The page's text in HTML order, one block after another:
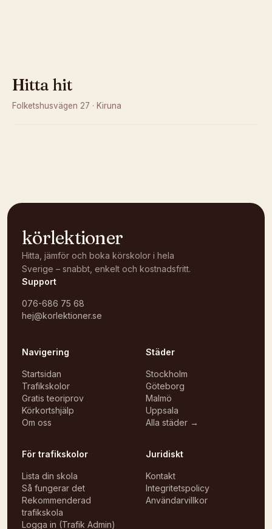
Hitta hit
Folketshusvägen 27 · Kiruna
körlektioner
Hitta, jämför och boka körskolor i hela
Sverige – snabbt, enkelt och kostnadsfritt.
Support
076-686 75 68
hej@korlektioner.se
Navigering
Startsidan
Trafikskolor
Gratis teoriprov
Körkortshjälp
Om oss
Städer
Stockholm
Göteborg
Malmö
Uppsala
Alla städer →
För trafikskolor
Lista din skola
Så fungerar det
Rekommenderad
trafikskola
Logga in (Trafik Admin)
Juridiskt
Kontakt
Integritetspolicy
Användarvillkor